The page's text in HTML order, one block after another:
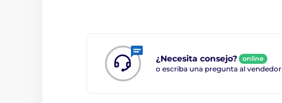
¿Necesita consejo? online
o escriba una pregunta al vendedor